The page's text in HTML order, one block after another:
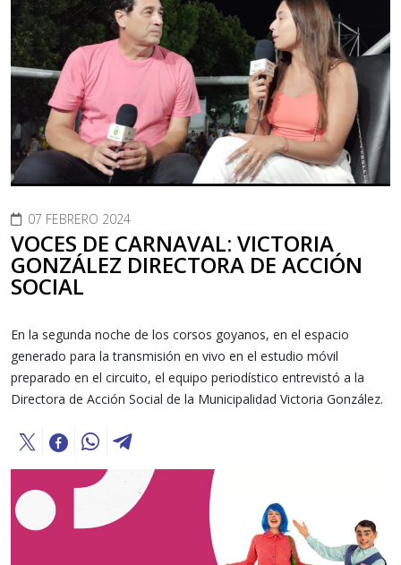
07 FEBRERO 2024
VOCES DE CARNAVAL: VICTORIA
GONZÁLEZ DIRECTORA DE ACCIÓN
SOCIAL
En la segunda noche de los corsos goyanos, en el espacio
generado para la transmisión en vivo en el estudio móvil
preparado en el circuito, el equipo periodístico entrevistó a la
Directora de Acción Social de la Municipalidad Victoria González.